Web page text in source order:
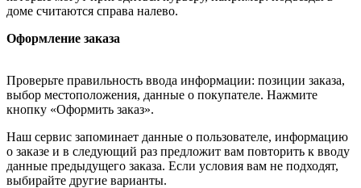
доме считаются справа налево.
Оформление заказа
Проверьте правильность ввода информации: позиции заказа,
выбор местоположения, данные о покупателе. Нажмите
кнопку «Оформить заказ».
Наш сервис запоминает данные о пользователе, информацию
о заказе и в следующий раз предложит вам повторить к вводу
данные предыдущего заказа. Если условия вам не подходят,
выбирайте другие варианты.